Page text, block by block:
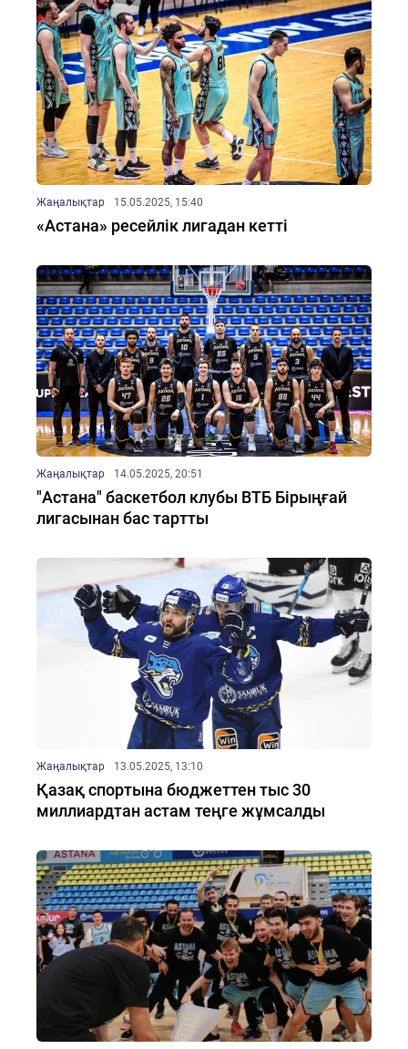
Жаңалықтар 15.05.2025, 15:40
«Астана» ресейлік лигадан кетті
Жаңалықтар 14.05.2025, 20:51
"Астана" баскетбол клубы ВТБ Бірыңғай
лигасынан бас тартты
Жаңалықтар 13.05.2025, 13:10
Қазақ спортына бюджеттен тыс 30
миллиардтан астам теңге жұмсалды